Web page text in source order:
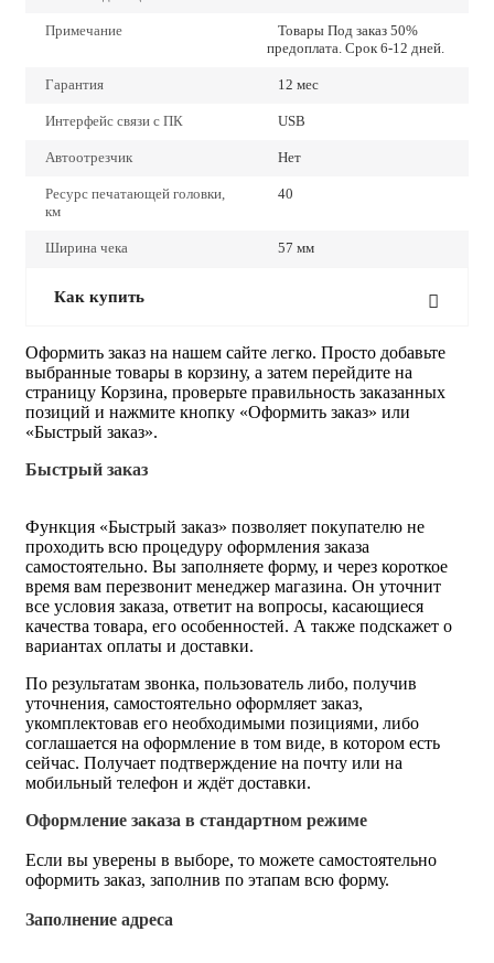
Примечание
Товары Под заказ 50%
предоплата. Срок 6-12 дней.
Гарантия 12 мес
Интерфейс связи с ПК USB
Автоотрезчик Нет
Ресурс печатающей головки,
км
40
Ширина чека 57 мм
Как купить
Оформить заказ на нашем сайте легко. Просто добавьте
выбранные товары в корзину, а затем перейдите на
страницу Корзина, проверьте правильность заказанных
позиций и нажмите кнопку «Оформить заказ» или
«Быстрый заказ».
Быстрый заказ
Функция «Быстрый заказ» позволяет покупателю не
проходить всю процедуру оформления заказа
самостоятельно. Вы заполняете форму, и через короткое
время вам перезвонит менеджер магазина. Он уточнит
все условия заказа, ответит на вопросы, касающиеся
качества товара, его особенностей. А также подскажет о
вариантах оплаты и доставки.
По результатам звонка, пользователь либо, получив
уточнения, самостоятельно оформляет заказ,
укомплектовав его необходимыми позициями, либо
соглашается на оформление в том виде, в котором есть
сейчас. Получает подтверждение на почту или на
мобильный телефон и ждёт доставки.
Оформление заказа в стандартном режиме
Если вы уверены в выборе, то можете самостоятельно
оформить заказ, заполнив по этапам всю форму.
Заполнение адреса